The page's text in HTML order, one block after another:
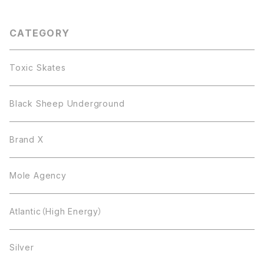
CATEGORY
Toxic Skates
Black Sheep Underground
Brand X
Mole Agency
Atlantic（High Energy）
Silver